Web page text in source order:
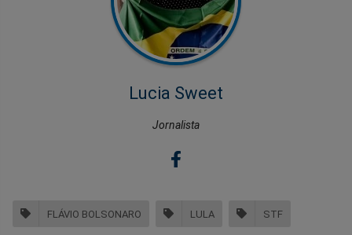
Lucia Sweet
Jornalista
FLÁVIO BOLSONARO LULA STF